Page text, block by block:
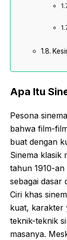
Apa Itu
Pesona
bahwa film-
buat dengan
Sinema klasik
tahun 1910-
sebagai dasar
Ciri khas
kuat, karakter
teknik-teknik
masanya.